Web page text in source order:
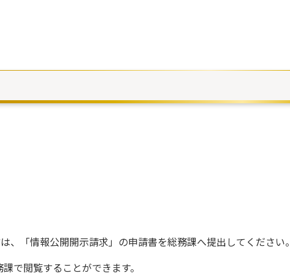
、「情報公開開示請求」の申請書を総務課へ提出してください。
で閲覧することができます。